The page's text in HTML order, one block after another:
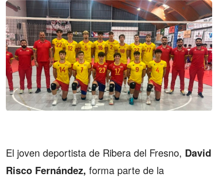
El joven deportista de Ribera del Fresno, David
Risco Fernández, forma parte de la